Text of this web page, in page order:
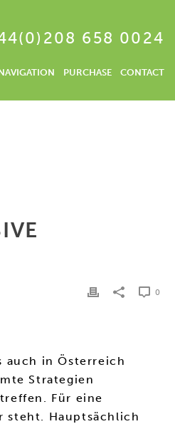
658 0024
PURCHASE CONTACT
0
auch in Österreich
Strategien
Für eine
steht. Hauptsächlich